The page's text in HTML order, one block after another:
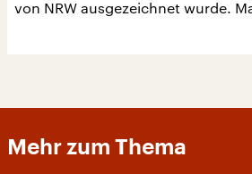
von NRW ausgezeichnet wurde.
Mehr zum Thema